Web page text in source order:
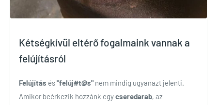
Kétségkívül eltérő fogalmaink vannak a
felújításról
Felújítás és"felúj#t@s" nem mindig ugyanazt jelenti.
Amikor beérkezik hozzánk egycseredarab, az